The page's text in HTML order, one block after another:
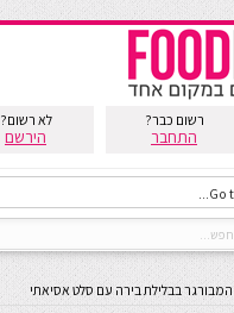
רשום כבר?
התחבר
לא רשום?
הירשם
המבורגר בבלילת בירה עם סלט אסיאתי